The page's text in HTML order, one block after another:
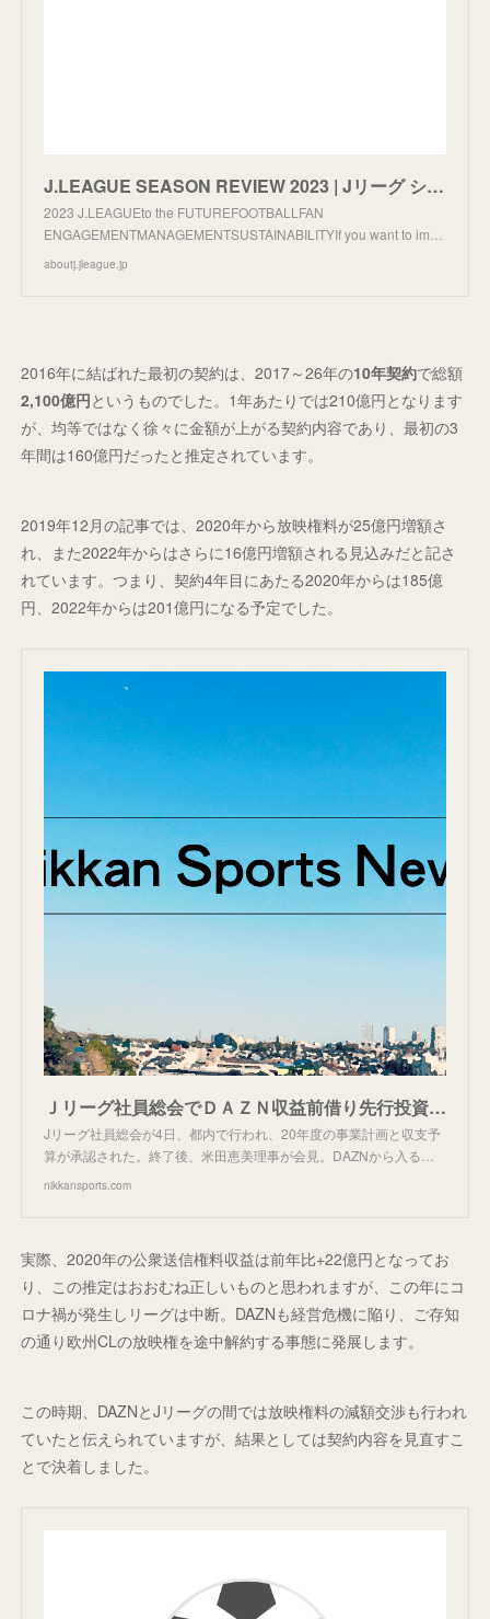
J.LEAGUE SEASON REVIEW 2023 | Jリーグ シーズンレビュー2023
2023 J.LEAGUEto the FUTUREFOOTBALLFAN
ENGAGEMENTMANAGEMENTSUSTAINABILITYIf you want to im…
aboutj.jleague.jp
2016年に結ばれた最初の契約は、2017～26年の10年契約で総額
2,100億円というものでした。1年あたりでは210億円となります
が、均等ではなく徐々に金額が上がる契約内容であり、最初の3
年間は160億円だったと推定されています。
2019年12月の記事では、2020年から放映権料が25億円増額さ
れ、また2022年からはさらに16億円増額される見込みだと記さ
れています。つまり、契約4年目にあたる2020年からは185億
円、2022年からは201億円になる予定でした。
Ｊリーグ社員総会でＤＡＺＮ収益前借り先行投資決議 - サッカー : 日刊スポーツ
Jリーグ社員総会が4日、都内で行われ、20年度の事業計画と収支予
算が承認された。終了後、米田恵美理事が会見。DAZNから入る…
nikkansports.com
実際、2020年の公衆送信権料収益は前年比+22億円となってお
り、この推定はおおむね正しいものと思われますが、この年にコ
ロナ禍が発生しリーグは中断。DAZNも経営危機に陥り、ご存知
の通り欧州CLの放映権を途中解約する事態に発展します。
この時期、DAZNとJリーグの間では放映権料の減額交渉も行われ
ていたと伝えられていますが、結果としては契約内容を見直すこ
とで決着しました。